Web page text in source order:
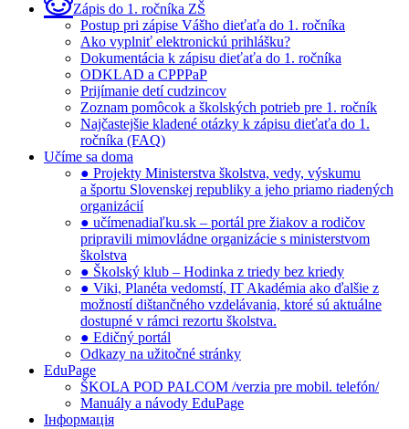
Zápis do 1. ročníka ZŠ
Postup pri zápise Vášho dieťaťa do 1. ročníka
Ako vyplniť elektronickú prihlášku?
Dokumentácia k zápisu dieťaťa do 1. ročníka
ODKLAD a CPPPaP
Prijímanie detí cudzincov
Zoznam pomôcok a školských potrieb pre 1. ročník
Najčastejšie kladené otázky k zápisu dieťaťa do 1.
ročníka (FAQ)
Učíme sa doma
● Projekty Ministerstva školstva, vedy, výskumu
a športu Slovenskej republiky a jeho priamo riadených
organizácií
● učímenadiaľku.sk – portál pre žiakov a rodičov
pripravili mimovládne organizácie s ministerstvom
školstva
● Školský klub – Hodinka z triedy bez kriedy
● Viki, Planéta vedomstí, IT Akadémia ako ďalšie z
možností dištančného vzdelávania, ktoré sú aktuálne
dostupné v rámci rezortu školstva.
● Edičný portál
Odkazy na užitočné stránky
EduPage
ŠKOLA POD PALCOM /verzia pre mobil. telefón/
Manuály a návody EduPage
Інформація